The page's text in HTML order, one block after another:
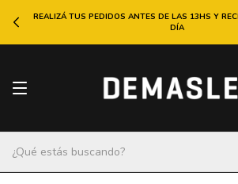
REALIZÁ TUS PEDIDOS ANTES DE LAS 13HS Y
DÍA